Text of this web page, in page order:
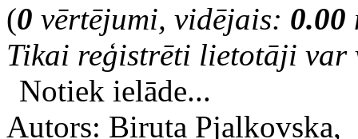
(0 vērtējumi, vidējais: 0.00
Tikai reģistrēti lietotāji var
Notiek ielāde...
Autors: Biruta Pjalkovska,